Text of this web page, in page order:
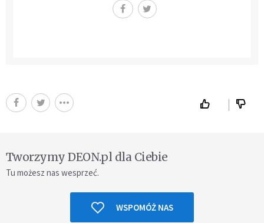
Tworzymy DEON.pl dla Ciebie
Tu możesz nas wesprzeć.
WSPOMÓŻ NAS